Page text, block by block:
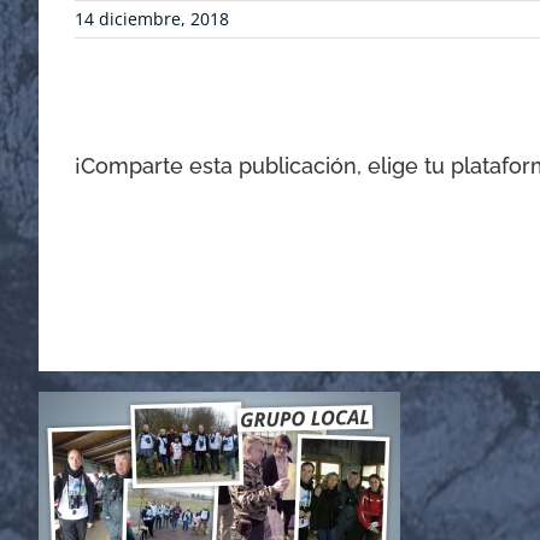
14 diciembre, 2018
¡Comparte esta publicación, elige tu